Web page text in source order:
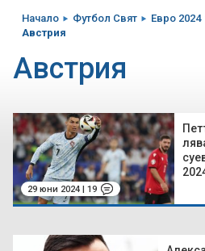
Начало Футбол Свят Евро 2024
Австрия
Австрия
29 юни 2024 | 19